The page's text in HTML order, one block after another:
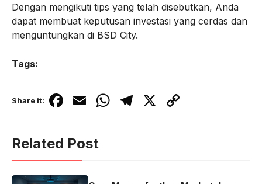
Dengan mengikuti tips yang telah disebutkan, Anda
dapat membuat keputusan investasi yang cerdas dan
menguntungkan di BSD City.
Tags:
Share it: F
c
e
b
E
ail
W
at
T
X C
Related Post